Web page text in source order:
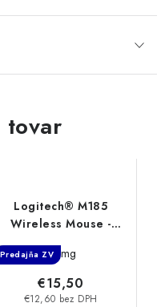
tovar
Logitech® M185
Wireless Mouse -
SWIFT GREY 910-
002238
Predajňa ZV
€12,60 bez DPH
€15,50